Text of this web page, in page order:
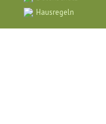
Hausregeln